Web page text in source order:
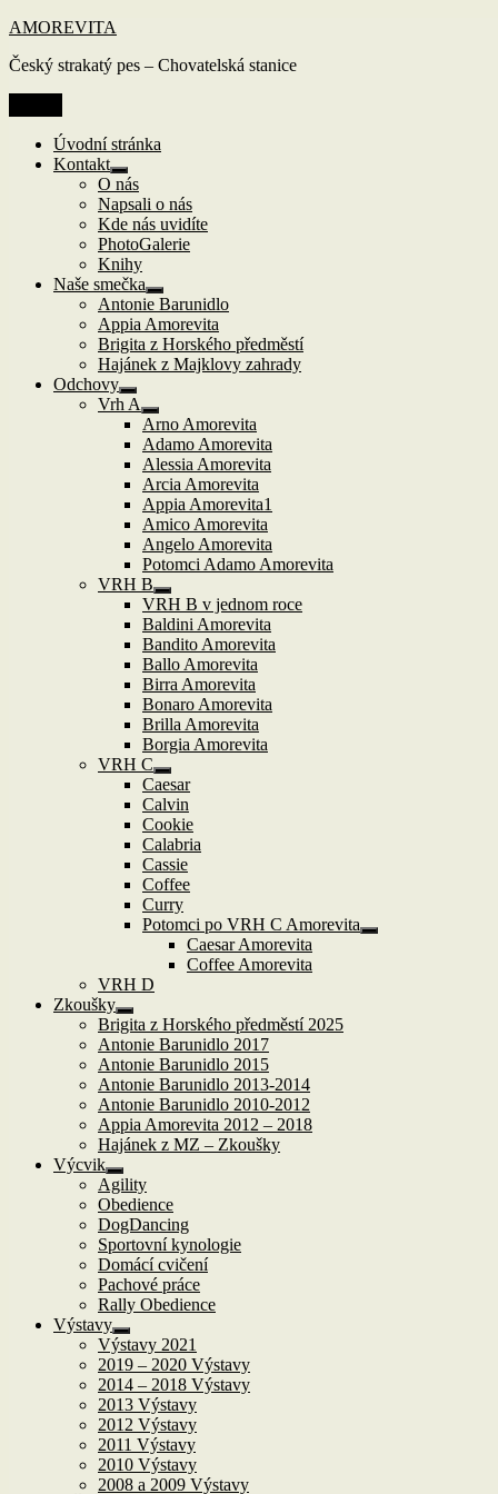
Přejít
obsahu
AMOREVITA
Český strakatý pes – Chovatelská stanice
Úvodní stránka
Kontakt
Zobrazit
podřazené
položky
O nás
Napsali o nás
Kde nás uvidíte
PhotoGalerie
Knihy
Naše smečka
Zobrazit
podřazené
položky
Antonie Barunidlo
Appia Amorevita
Brigita z Horského předměstí
Hajánek z Majklovy zahrady
Odchovy
Zobrazit
podřazené
položky
Vrh A
Zobrazit
podřazené
položky
Arno Amorevita
Adamo Amorevita
Alessia Amorevita
Arcia Amorevita
Appia Amorevita1
Amico Amorevita
Angelo Amorevita
Potomci Adamo Amorevita
VRH B
Zobrazit
podřazené
položky
VRH B v jednom roce
Baldini Amorevita
Bandito Amorevita
Ballo Amorevita
Birra Amorevita
Bonaro Amorevita
Brilla Amorevita
Borgia Amorevita
VRH C
Zobrazit
podřazené
položky
Caesar
Calvin
Cookie
Calabria
Cassie
Coffee
Curry
Potomci po VRH C Amorevita
Zobrazit
Caesar Amorevita
Coffee Amorevita
VRH D
Zkoušky
Zobrazit
podřazené
položky
Brigita z Horského předměstí 2025
Antonie Barunidlo 2017
Antonie Barunidlo 2015
Antonie Barunidlo 2013-2014
Antonie Barunidlo 2010-2012
Appia Amorevita 2012 – 2018
Hajánek z MZ – Zkoušky
Výcvik
Zobrazit
podřazené
položky
Agility
Obedience
DogDancing
Sportovní kynologie
Domácí cvičení
Pachové práce
Rally Obedience
Výstavy
Zobrazit
podřazené
položky
Výstavy 2021
2019 – 2020 Výstavy
2014 – 2018 Výstavy
2013 Výstavy
2012 Výstavy
2011 Výstavy
2010 Výstavy
2008 a 2009 Výstavy